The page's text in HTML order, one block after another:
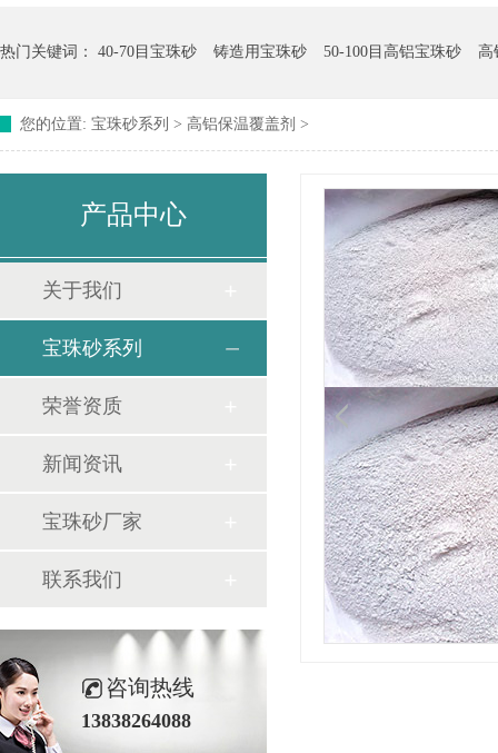
热门关键词： 40-70目宝珠砂 铸造用宝珠砂 50-100目高铝宝珠砂 高
您的位置: 宝珠砂系列 > 高铝保温覆盖剂 >
产品中心
关于我们
宝珠砂系列
荣誉资质
新闻资讯
宝珠砂厂家
联系我们
咨询热线
13838264088